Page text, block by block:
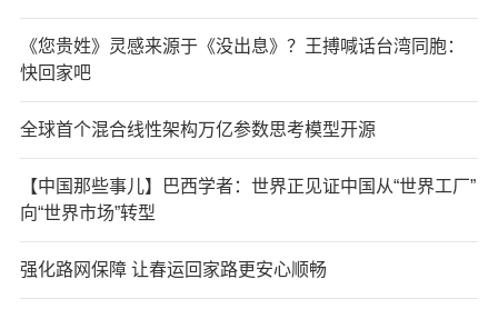
《您贵姓》灵感来源于《没出息》？王搏喊话台湾同胞：
快回家吧
全球首个混合线性架构万亿参数思考模型开源
【中国那些事儿】巴西学者：世界正见证中国从“世界工厂”
向“世界市场”转型
强化路网保障 让春运回家路更安心顺畅